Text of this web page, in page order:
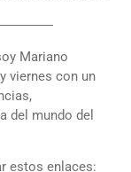
Mariano
viernes con un
del mundo del
estos enlaces: